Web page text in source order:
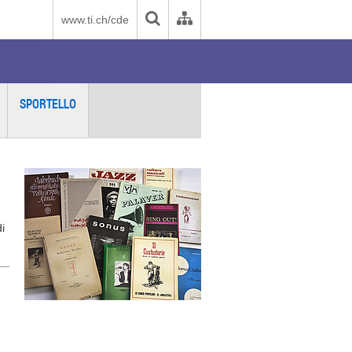
www.ti.ch/cde
SPORTELLO